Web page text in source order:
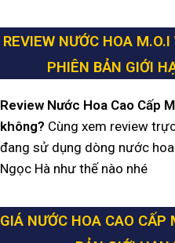
REVIEW NƯỚC HOA
PHIÊN BẢN GIỚI
Review Nước Hoa Cao Cấp
không? Cùng xem review
đang sử dụng dòng nước
Ngọc Hà như thế nào nhé
GIÁ NƯỚC HOA CAO CẤP